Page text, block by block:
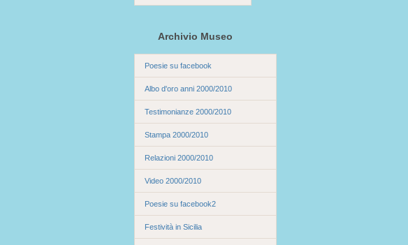
Archivio Museo
Poesie su facebook
Albo d'oro anni 2000/2010
Testimonianze 2000/2010
Stampa 2000/2010
Relazioni 2000/2010
Video 2000/2010
Poesie su facebook2
Festività in Sicilia